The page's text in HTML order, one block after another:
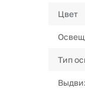
Цвет
Тип